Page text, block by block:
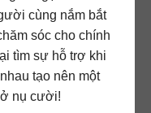
cùng nắm bắt
sóc cho chính
tìm sự hỗ trợ khi
tạo nên một
nụ cười!